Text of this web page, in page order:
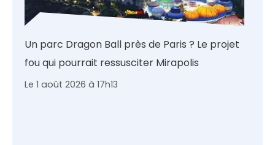
Un parc Dragon Ball près de Paris ? Le projet
fou qui pourrait ressusciter Mirapolis
Le 1 août 2026 à 17h13